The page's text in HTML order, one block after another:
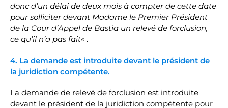
donc d’un délai de deux mois à compter de cette date
pour solliciter devant Madame le Premier Président
de la Cour d’Appel de Bastia un relevé de forclusion,
ce qu’il n’a pas fait« .
4. La demande est introduite devant le président de
la juridiction compétente.
La demande de relevé de forclusion est introduite
devant le président de la juridiction compétente pour